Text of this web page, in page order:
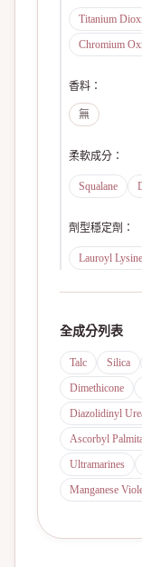
Titanium
Chromium
香料 ：
無
柔軟成分 ：
Squalane
劑型穩定劑 ：
Lauroyl Lysine
全成分列表
Talc Silica
Dimethicone
Diazolidinyl
Ascorbyl
Ultramarines
Manganese